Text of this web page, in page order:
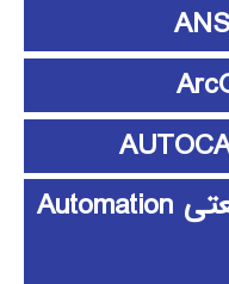
آموزش اتوماسیون صنعتی Automation